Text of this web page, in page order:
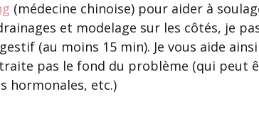
(médecine chinoise) pour aider à
et modelage sur les côtés, je
(au moins 15 min). Je vous aide
pas le fond du problème (qui peut
hormonales, etc.)